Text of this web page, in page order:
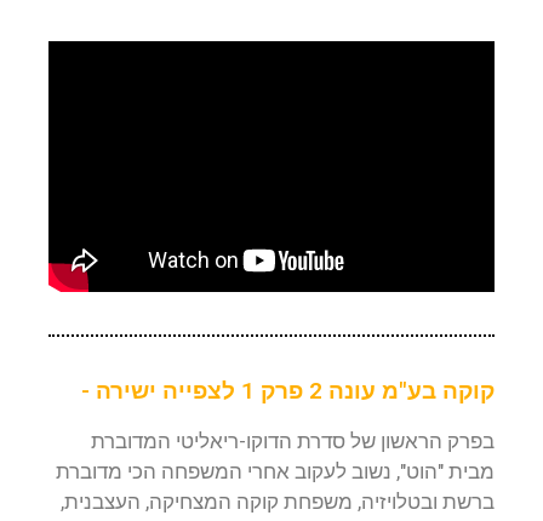
קוקה בע"מ עונה 2 פרק 1 לצפייה ישירה -
בפרק הראשון של סדרת הדוקו-ריאליטי המדוברת
מבית "הוט", נשוב לעקוב אחרי המשפחה הכי מדוברת
ברשת ובטלויזיה, משפחת קוקה המצחיקה, העצבנית,